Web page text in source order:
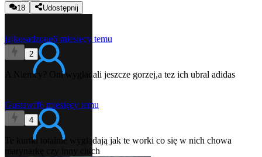
18
Udostępnij
jajkosadzone6 miesięcy temu
2
A Niemcy? Oni wygladali jeszcze gorzej,a tez ich ubral adidas
Gustawff6 miesięcy temu
4
Te kurtki totalnie wyglądają jak te worki co się w nich chowa
marynarkę czy inny ciuch